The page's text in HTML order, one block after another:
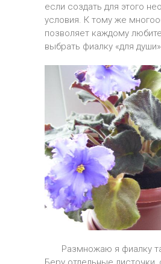
если создать для этого
условия. К тому же
позволяет каждому
выбрать фиалку «для
Размножаю я фиалку